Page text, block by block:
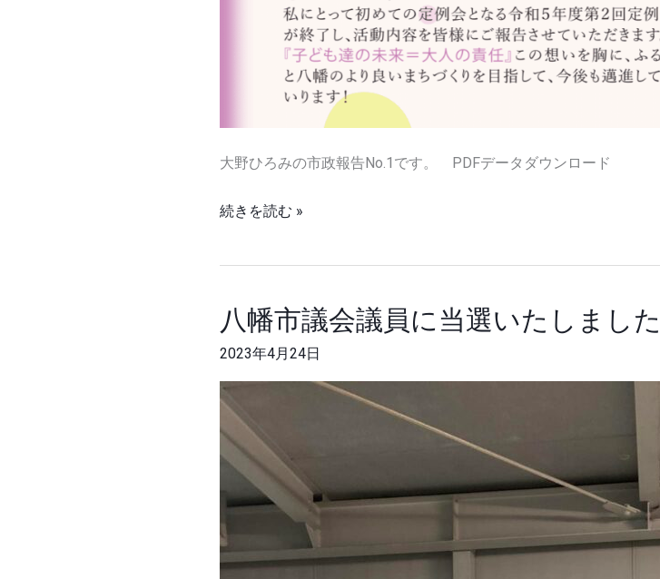
大野ひろみの市政報告No.1です。 PDFデータダウンロード
続きを読む »
八幡市議会議員に当選いたしました
2023年4月24日
八
議
議
に
当
選